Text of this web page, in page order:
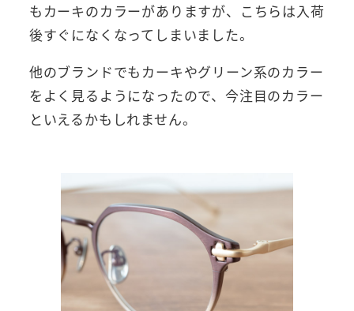
もカーキのカラーがありますが、こちらは入荷
後すぐになくなってしまいました。
他のブランドでもカーキやグリーン系のカラー
をよく見るようになったので、今注目のカラー
といえるかもしれません。